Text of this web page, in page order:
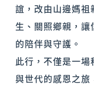
誼，改由山邊媽祖
生、關照鄉親，
的陪伴與守護。
此行，不僅是一
與世代的感恩之旅